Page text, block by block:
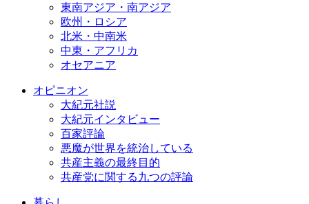
東南アジア・南アジア
欧州・ロシア
北米・中南米
中東・アフリカ
オセアニア
オピニオン
大紀元社説
大紀元インタビュー
百家評論
悪魔が世界を統治している
共産主義の最終目的
共産党に関する九つの評論